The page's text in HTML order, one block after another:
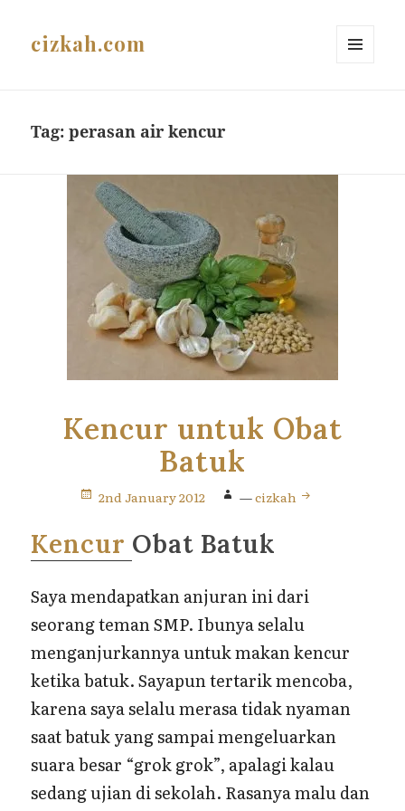
cizkah.com
Tag:perasan air kencur
Kencur untuk Obat
Batuk
2nd January 2012 —cizkah
Kencur Obat Batuk
Saya mendapatkan anjuran ini dari
seorang teman SMP. Ibunya selalu
menganjurkannya untuk makan kencur
ketika batuk. Sayapun tertarik mencoba,
karena saya selalu merasa tidak nyaman
saat batuk yang sampai mengeluarkan
suara besar “grok grok”, apalagi kalau
sedang ujian di sekolah. Rasanya malu dan